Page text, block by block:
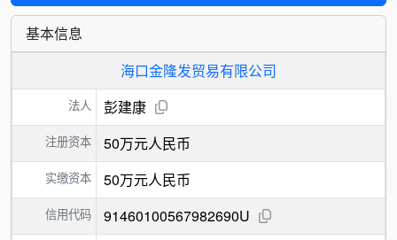
基本信息
海口金隆发贸易有限公司
法人 彭建康
注册资本 50万元人民币
实缴资本 50万元人民币
信用代码 91460100567982690U